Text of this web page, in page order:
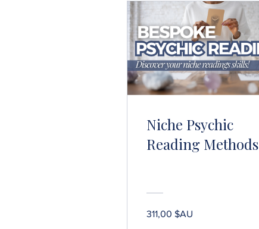
Niche Psychic
Reading Methods
311,00 $AU